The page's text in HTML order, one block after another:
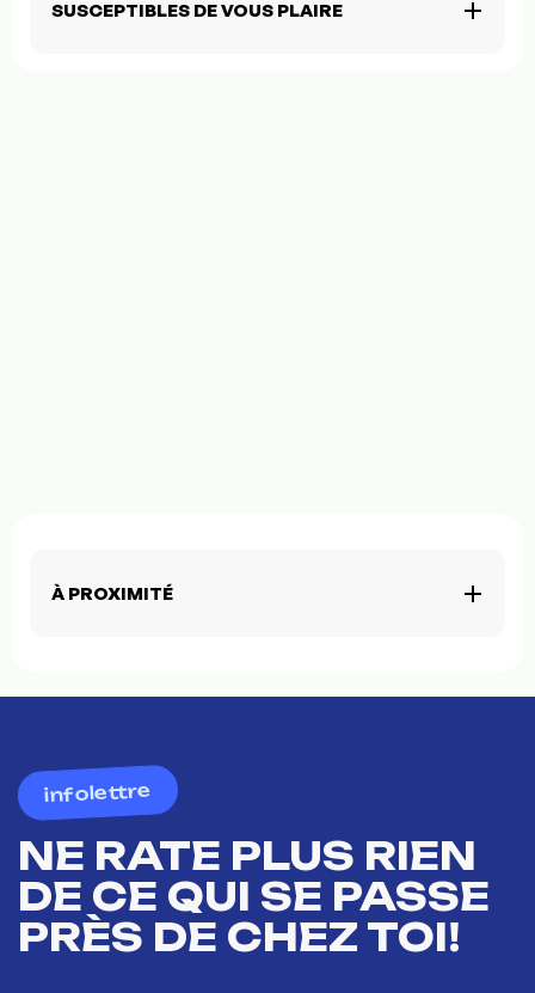
SUSCEPTIBLES DE VOUS PLAIRE
À PROXIMITÉ
infolettre
NE RATE PLUS RIEN
DE CE QUI SE PASSE
PRÈS DE CHEZ TOI!